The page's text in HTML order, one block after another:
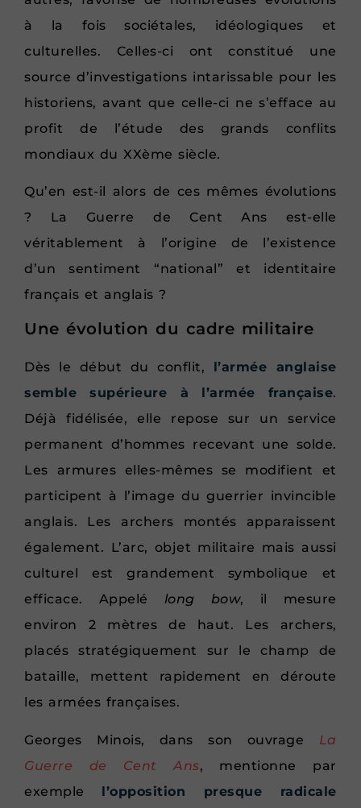
à la fois sociétales, idéologiques et
culturelles. Celles-ci ont constitué une
source d’investigations intarissable pour les
historiens, avant que celle-ci ne s’efface au
profit de l’étude des grands conflits
mondiaux du XXème siècle.
Qu’en est-il alors de ces mêmes évolutions
? La Guerre de Cent Ans est-elle
véritablement à l’origine de l’existence
d’un sentiment “national” et identitaire
français et anglais ?
Une évolution du cadre militaire
Dès le début du conflit,
l’armée anglaise
semble supérieure à l’armée française.
Déjà fidélisée, elle repose sur un service
permanent d’hommes recevant une solde.
Les armures elles-mêmes se modifient et
participent à l’image du guerrier invincible
anglais. Les archers montés apparaissent
également. L’arc, objet militaire mais aussi
culturel est grandement symbolique et
efficace. Appelé long bow, il mesure
environ 2 mètres de haut. Les archers,
placés stratégiquement sur le champ de
bataille, mettent rapidement en déroute
les armées françaises.
Georges Minois, dans son ouvrage La
Guerre de Cent Ans, mentionne par
exemple l’opposition presque radicale